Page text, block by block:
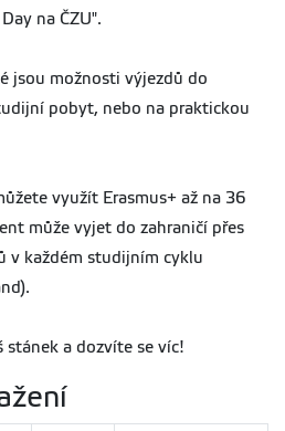
na ČZU".
jsou možnosti výjezdů do
pobyt, nebo na praktickou
využít Erasmus+ až na 36
může vyjet do zahraničí přes
v každém studijním cyklu
stánek a dozvíte se víc!